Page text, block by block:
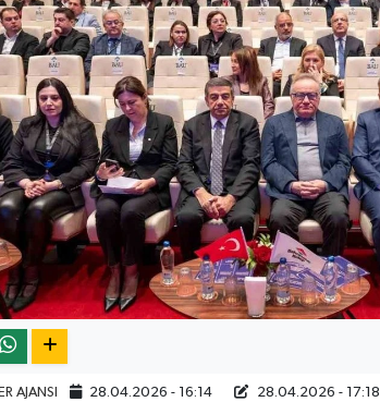
AJANSI 28.04.2026 - 16:14 28.04.2026 - 17:18